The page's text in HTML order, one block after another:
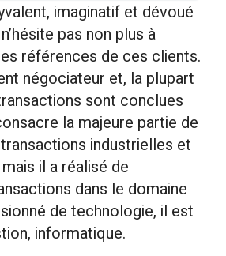
imaginatif et dévoué
pas non plus à
références de ces clients.
négociateur et, la plupart
sont conclues
la majeure partie de
industrielles et
il a réalisé de
dans le domaine
de technologie, il est
informatique.